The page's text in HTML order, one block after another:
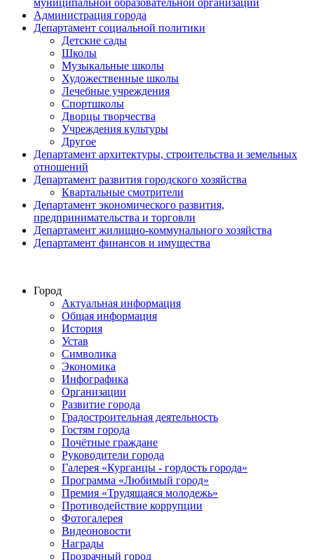
Администрация города
Департамент социальной политики
Детские сады
Школы
Музыкальные школы
Художественные школы
Лечебные учреждения
Спортшколы
Дворцы творчества
Учреждения культуры
Другое
Департамент архитектуры, строительства и земельных
отношений
Департамент развития городского хозяйства
Квартальные смотрители
Департамент экономического развития,
предпринимательства и торговли
Департамент жилищно-коммунального хозяйства
Департамент финансов и имущества
Город
Актуальная информация
Общая информация
История
Устав
Символика
Экономика
Инфографика
Организации
Развитие города
Градостроительная деятельность
Гостям города
Почётные граждане
Руководители города
Галерея «Курганцы - гордость города»
Программа «Любимый город»
Премия «Трудящаяся молодежь»
Противодействие коррупции
Фотогалерея
Видеоновости
Награды
Прозрачный город